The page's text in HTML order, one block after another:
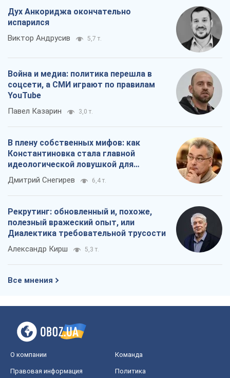
Дух Анкориджа окончательно
испарился
Виктор Андрусив 5,7 т.
Война и медиа: политика перешла в
соцсети, а СМИ играют по правилам
YouTube
Павел Казарин 3,0 т.
В плену собственных мифов: как
Константиновка стала главной
идеологической ловушкой для
российских оккупантов
Дмитрий Снегирев 6,4 т.
Рекрутинг: обновленный и, похоже,
полезный вражеский опыт, или
Диалектика требовательной трусости
Александр Кирш 5,3 т.
Все мнения
О компании Команда
Правовая информация
Политика